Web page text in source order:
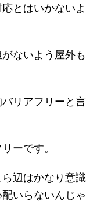
とはいかないよ
ないよう屋外も
リアフリーと言
ーです。
辺はかなり意識
いらないんじゃ